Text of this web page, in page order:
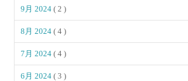
9月 2024( 2 )
8月 2024( 4 )
7月 2024( 4 )
6月 2024( 3 )